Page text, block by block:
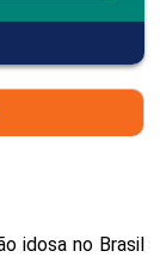
idosa no Brasil